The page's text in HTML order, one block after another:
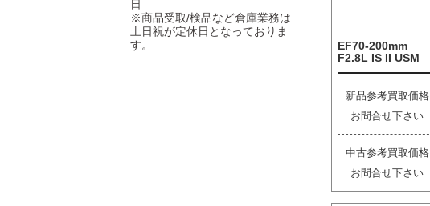
EF70-200mm
F2.8L IS II USM
新品参考買取価格
お問合せ下さい
中古参考買取価格
お問合せ下さい
日
※商品受取/検品など倉庫業務は
土日祝が定休日となっておりま
す。